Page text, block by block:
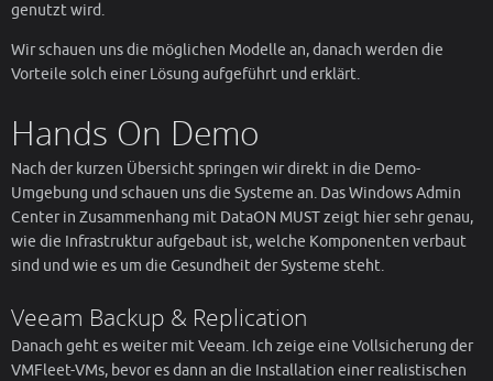
genutzt wird.
Wir schauen uns die möglichen Modelle an, danach werden die
Vorteile solch einer Lösung aufgeführt und erklärt.
Hands On Demo
Nach der kurzen Übersicht springen wir direkt in die Demo-
Umgebung und schauen uns die Systeme an. Das Windows Admin
Center in Zusammenhang mit DataON MUST zeigt hier sehr genau,
wie die Infrastruktur aufgebaut ist, welche Komponenten verbaut
sind und wie es um die Gesundheit der Systeme steht.
Veeam Backup & Replication
Danach geht es weiter mit Veeam. Ich zeige eine Vollsicherung der
VMFleet-VMs, bevor es dann an die Installation einer realistischen